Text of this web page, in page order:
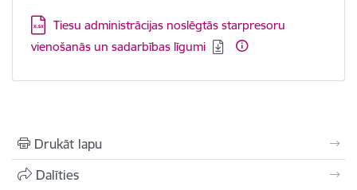
Lejupielādēt:
Tiesu administrācijas noslēgtās starpresoru
vienošanās un sadarbības līgumi
Drukāt lapu
Dalīties